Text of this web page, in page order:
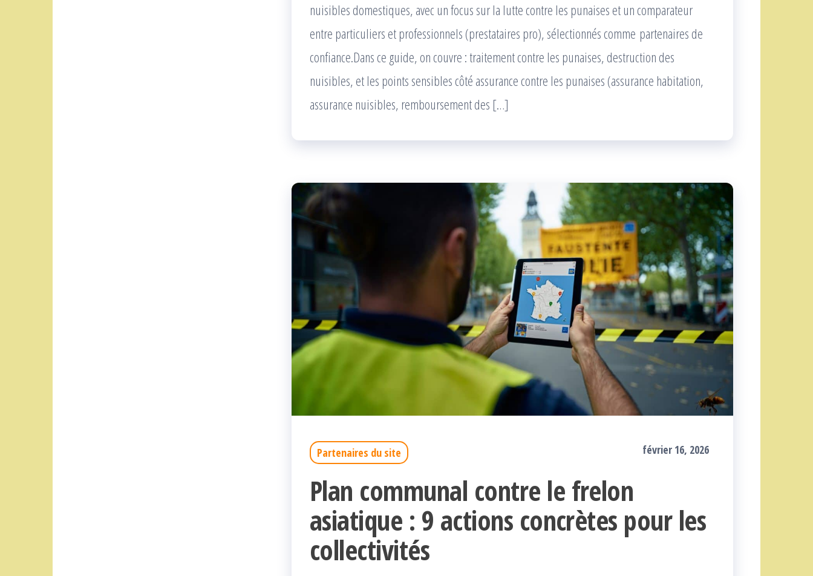
nuisibles domestiques, avec un focus sur la lutte contre les punaises et un comparateur
entre particuliers et professionnels (prestataires pro), sélectionnés comme partenaires de
confiance.Dans ce guide, on couvre : traitement contre les punaises, destruction des
nuisibles, et les points sensibles côté assurance contre les punaises (assurance habitation,
assurance nuisibles, remboursement des […]
Partenaires du site février 16, 2026
Plan communal contre le frelon
asiatique : 9 actions concrètes pour les
collectivités